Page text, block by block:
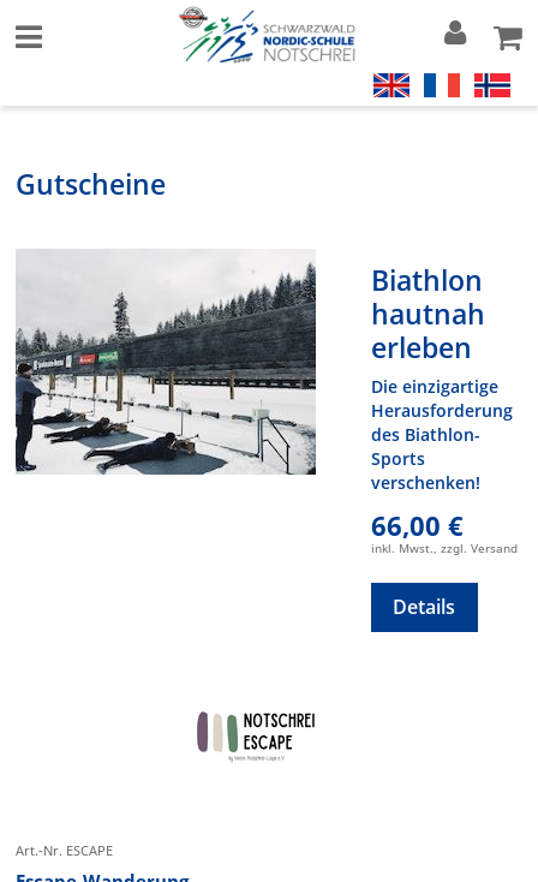
Gutscheine
Biathlon
hautnah
erleben
Die einzigartige
Herausforderung
des Biathlon-
Sports
verschenken!
66,00 €
inkl. Mwst., zzgl. Versand
Details
Art.-Nr. ESCAPE